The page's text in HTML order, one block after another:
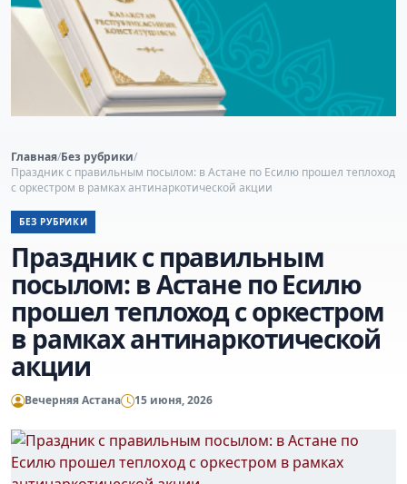
Главная/Без рубрики/
Праздник с правильным посылом: в Астане по Есилю прошел теплоход
с оркестром в рамках антинаркотической акции
БЕЗ РУБРИКИ
Праздник с правильным
посылом: в Астане по Есилю
прошел теплоход с оркестром
в рамках антинаркотической
акции
Вечерняя Астана 15 июня, 2026